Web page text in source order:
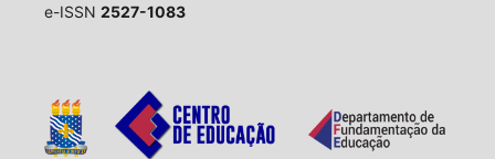
e-ISSN 2527-1083